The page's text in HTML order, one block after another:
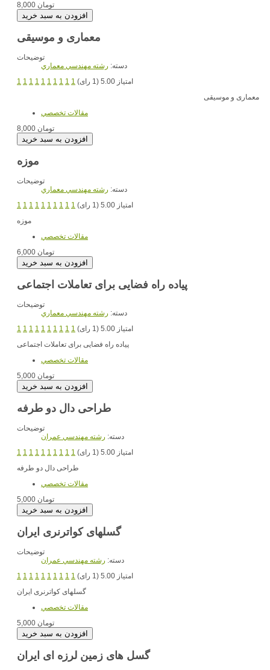
8,000 تومان
معماری و موسیقی
توضیحات
دسته: رشته مهندسي معماري
1 1 1 1 1 1 1 1 1 1
امتیاز 5.00 (1 رای)
معماری و موسیقی
مقالات تخصصي
8,000 تومان
موزه
توضیحات
دسته: رشته مهندسي معماري
1 1 1 1 1 1 1 1 1 1
امتیاز 5.00 (1 رای)
مقالات تخصصي
6,000 تومان
پیاده راه فضایی برای تعاملات اجتماعی
توضیحات
دسته: رشته مهندسي معماري
1 1 1 1 1 1 1 1 1 1
امتیاز 5.00 (1 رای)
مقالات تخصصي
5,000 تومان
طراحی دال دو طرفه
توضیحات
دسته: رشته مهندسي عمران
1 1 1 1 1 1 1 1 1 1
امتیاز 5.00 (1 رای)
مقالات تخصصي
5,000 تومان
گسلهای کواترنری ایران
توضیحات
دسته: رشته مهندسي عمران
1 1 1 1 1 1 1 1 1 1
امتیاز 5.00 (1 رای)
گسلهای کواترنری ایران
مقالات تخصصي
5,000 تومان
گسل های زمین لرزه ای ایران